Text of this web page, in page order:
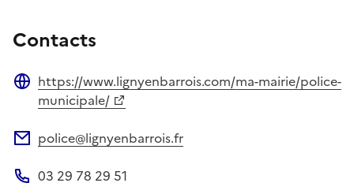
Contacts
Site web
https://www.lignyenbarrois.com/ma-mairie/police-
municipale/
police@lignyenbarrois.fr
03 29 78 29 51